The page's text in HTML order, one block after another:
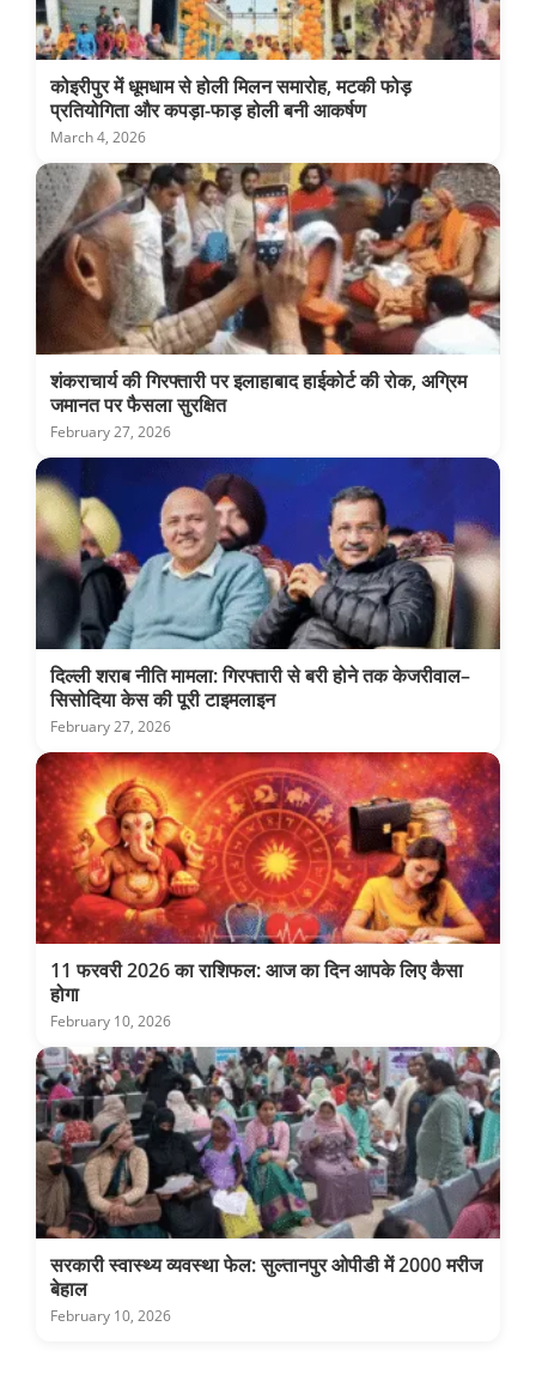
कोइरीपुर में धूमधाम से होली मिलन समारोह, मटकी फोड़
प्रतियोगिता और कपड़ा-फाड़ होली बनी आकर्षण
March 4, 2026
शंकराचार्य की गिरफ्तारी पर इलाहाबाद हाईकोर्ट की रोक, अग्रिम
जमानत पर फैसला सुरक्षित
February 27, 2026
दिल्ली शराब नीति मामला: गिरफ्तारी से बरी होने तक केजरीवाल–
सिसोदिया केस की पूरी टाइमलाइन
February 27, 2026
11 फरवरी 2026 का राशिफल: आज का दिन आपके लिए कैसा
होगा
February 10, 2026
सरकारी स्वास्थ्य व्यवस्था फेल: सुल्तानपुर ओपीडी में 2000 मरीज
बेहाल
February 10, 2026